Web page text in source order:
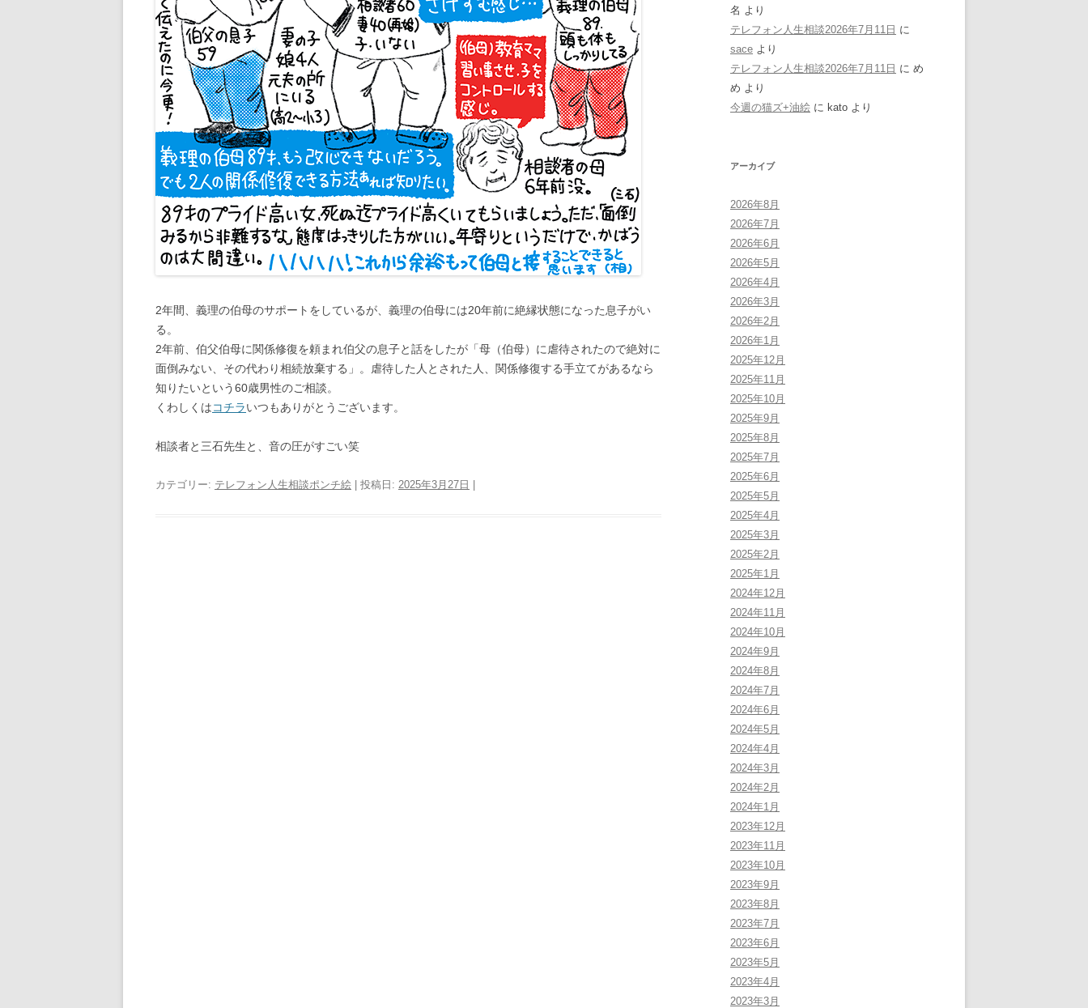
2年間、義理の伯母のサポートをしているが、義理の伯母には20年前に絶縁状態になった息子がい
る。
2年前、伯父伯母に関係修復を頼まれ伯父の息子と話をしたが「母（伯母）に虐待されたので絶対に
面倒みない、その代わり相続放棄する」。虐待した人とされた人、関係修復する手立てがあるなら
知りたいという60歳男性のご相談。
くわしくはコチラいつもありがとうございます。
相談者と三石先生と、音の圧がすごい笑
カテゴリー: テレフォン人生相談ポンチ絵 | 投稿日: 2025年3月27日
名 より
テレフォン人生相談2026年7月11日 に
sace より
テレフォン人生相談2026年7月11日 に め
め より
今週の猫ズ+油絵 に kato より
アーカイブ
2026年8月
2026年7月
2026年6月
2026年5月
2026年4月
2026年3月
2026年2月
2026年1月
2025年12月
2025年11月
2025年10月
2025年9月
2025年8月
2025年7月
2025年6月
2025年5月
2025年4月
2025年3月
2025年2月
2025年1月
2024年12月
2024年11月
2024年10月
2024年9月
2024年8月
2024年7月
2024年6月
2024年5月
2024年4月
2024年3月
2024年2月
2024年1月
2023年12月
2023年11月
2023年10月
2023年9月
2023年8月
2023年7月
2023年6月
2023年5月
2023年4月
2023年3月